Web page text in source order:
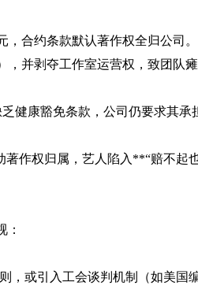
，合约条款默认著作权全归公司。
并剥夺工作室运营权，致团队瘫
健康豁免条款，公司仍要求其承
作权归属，艺人陷入**“赔不起
：
，或引入工会谈判机制（如美国